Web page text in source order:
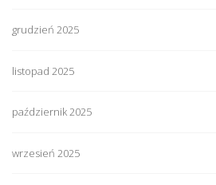
grudzień 2025
listopad 2025
październik 2025
wrzesień 2025